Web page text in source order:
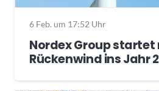
6 Feb. um 17:52 Uhr
Nordex Group
Rückenwind ins Jahr